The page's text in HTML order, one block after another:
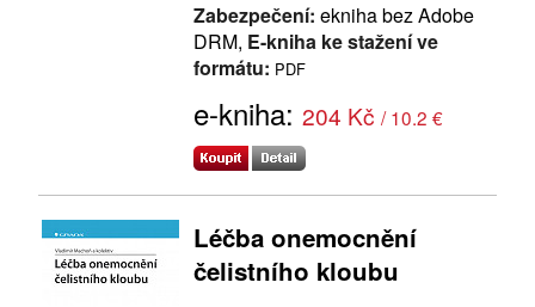
Zabezpečení: ekniha bez Adobe
DRM, E-kniha ke stažení ve
formátu: PDF
e-kniha: 204 Kč / 10.2 €
Léčba onemocnění
čelistního kloubu